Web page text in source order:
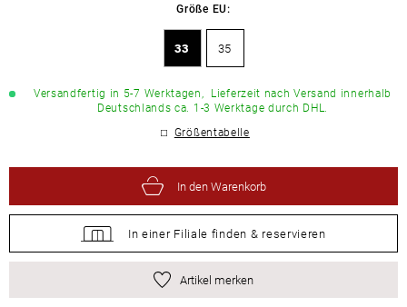
Größe EU:
33 35
Versandfertig in 5-7 Werktagen, Lieferzeit nach Versand innerhalb
Deutschlands ca. 1-3 Werktage durch DHL.
Größentabelle
In den Warenkorb
In einer Filiale finden & reservieren
Artikel merken